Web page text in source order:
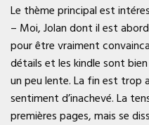
Le thème principal est
– Moi, Jolan dont il est
pour être vraiment
détails et les kindle sont
un peu lente. La fin est trop
sentiment d’inachevé. La
premières pages, mais se